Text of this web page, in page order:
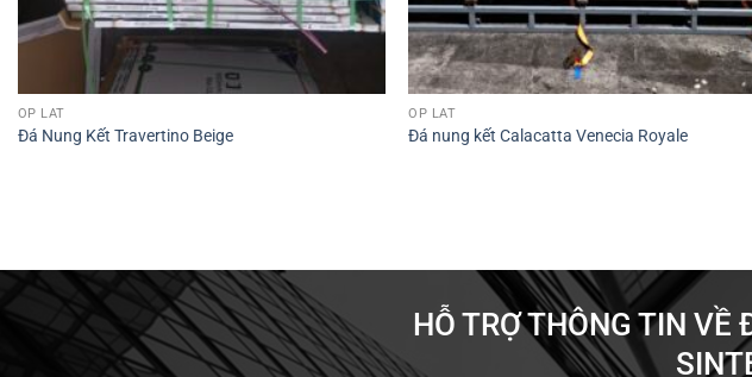
ỐP LÁT
Đá Nung Kết Travertino Beige
ỐP LÁT
Đá nung kết Calacatta Venecia Royale
HỖ TRỢ THÔNG TIN VỀ